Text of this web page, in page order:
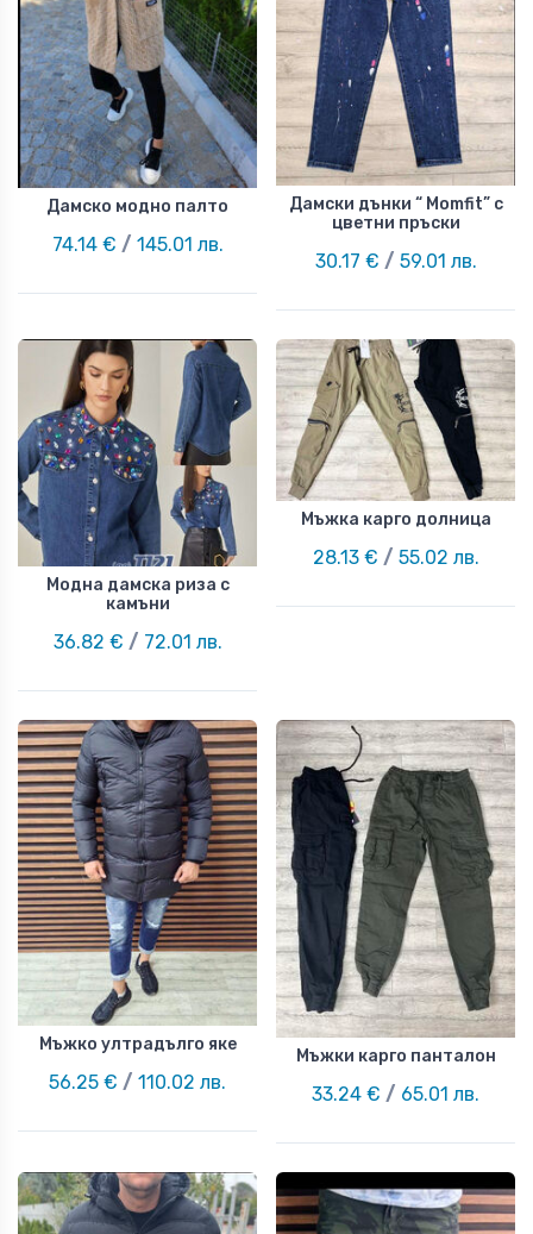
Дамско модно палто
74.14 € / 145.01 лв.
Дамски дънки “ Momfit” с
цветни пръски
30.17 € / 59.01 лв.
Модна дамска риза с
камъни
36.82 € / 72.01 лв.
Мъжка карго долница
28.13 € / 55.02 лв.
Мъжко ултрадълго яке
56.25 € / 110.02 лв.
Мъжки карго панталон
33.24 € / 65.01 лв.